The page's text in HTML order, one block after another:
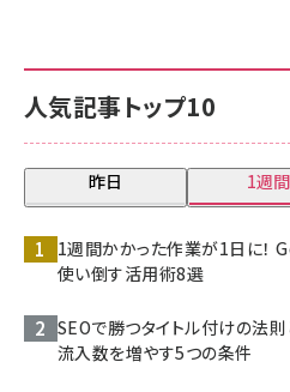
人気記事トップ10
昨日 1週間
1週間かかった作業が1日に
使い倒す活用術8選
SEOで勝つタイトル付けの法則
流入数を増やす5つの条件